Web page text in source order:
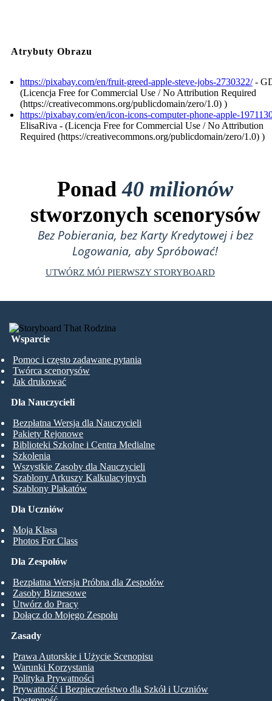
Atrybuty Obrazu
https://pixabay.com/en/fruit-greed-apple-steve-jobs-2730322/-
(Licencja Free for Commercial Use / No Attribution Required
(https://creativecommons.org/publicdomain/zero/1.0) )
https://pixabay.com/en/icon-icons-computer-phone-apple-
ElisaRiva - (Licencja Free for Commercial Use / No Attribution
Required (https://creativecommons.org/publicdomain/zero/1.0) )
Ponad40 milionów
stworzonych scenorysów
Bez Pobierania, bez Karty Kredytowej i bez
Logowania, aby Spróbować!
UTWÓRZ MÓJ PIERWSZY STORYBOARD
Wsparcie
Pomoc i często zadawane pytania
Twórca scenorysów
Jak drukować
Dla Uczniów
Moja Klasa
Photos For Class
Dla Nauczycieli
Bezpłatna Wersja dla Nauczycieli
Pakiety Rejonowe
Biblioteki Szkolne i Centra Medialne
Szkolenia
Wszystkie Zasoby dla Nauczycieli
Szablony Arkuszy Kalkulacyjnych
Szablony Plakatów
Dla Zespołów
Bezpłatna Wersja Próbna dla Zespołów
Zasoby Biznesowe
Utwórz do Pracy
Dołącz do Mojego Zespołu
Zasady
Prawa Autorskie i Użycie Scenopisu
Warunki Korzystania
Polityka Prywatności
Prywatność i Bezpieczeństwo dla Szkół i Uczniów